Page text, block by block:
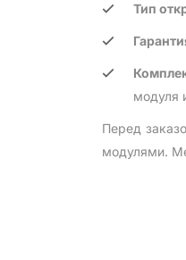
Тип
модуля
Перед
модулями.